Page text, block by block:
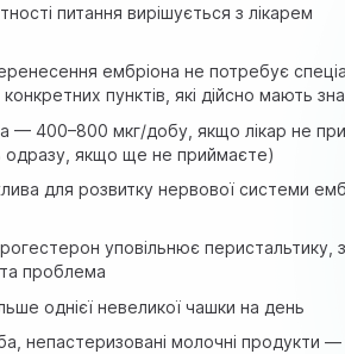
питання вирішується з лікарем
ембріона не потребує
пунктів, які дійсно мають
— 400–800 мкг/добу, якщо лікар не
одразу, якщо ще не приймаєте)
для розвитку нервової системи
уповільнює перистальтику,
проблема
однієї невеликої чашки на день
непастеризовані молочні продукти —